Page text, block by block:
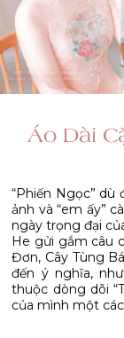
Áo Dài
“Phiến Ngọc”
ảnh và “em ấy”
ngày trọng đại
He gửi gắm câu
Đơn, Cây Tùng
đến ý nghĩa,
thuộc dòng dõi